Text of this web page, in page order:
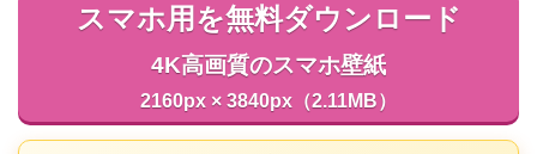
スマホ用を無料ダウンロード
4K高画質のスマホ壁紙
2160px × 3840px（2.11MB）